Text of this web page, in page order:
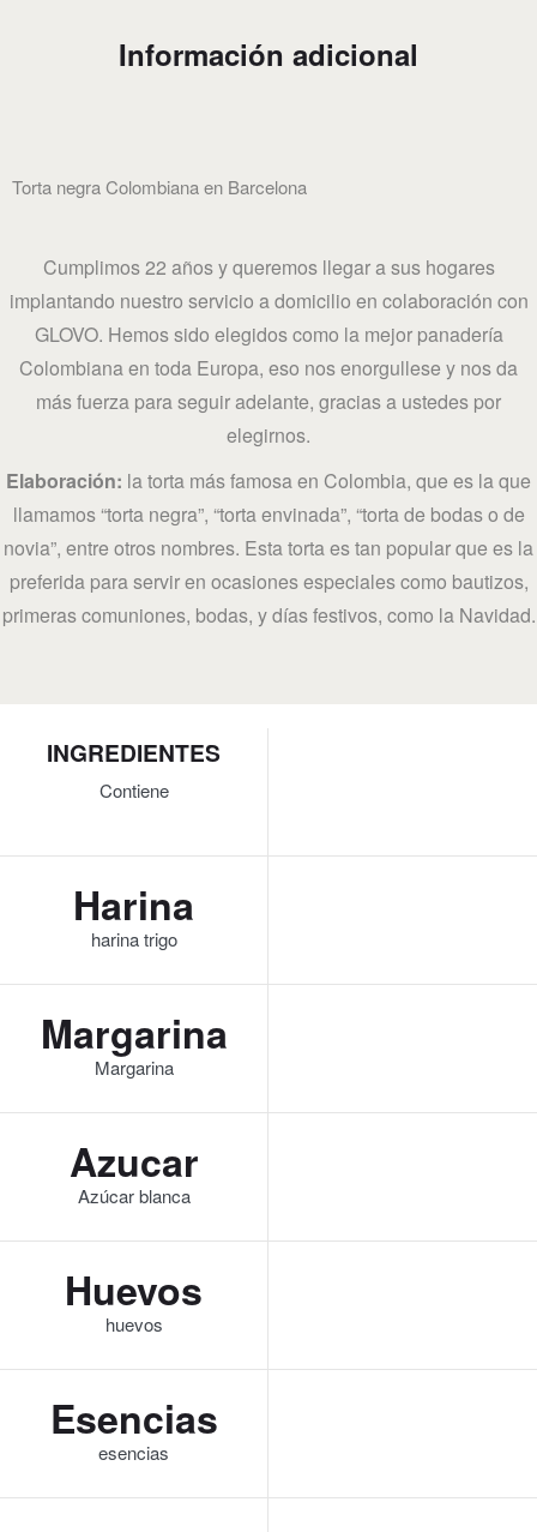
Información adicional
Torta negra Colombiana en Barcelona
Cumplimos 22 años y queremos llegar a sus hogares
implantando nuestro servicio a domicilio en colaboración con
GLOVO. Hemos sido elegidos como la mejor panadería
Colombiana en toda Europa, eso nos enorgullese y nos da
más fuerza para seguir adelante, gracias a ustedes por
elegirnos.
Elaboración: la torta más famosa en Colombia, que es la que
llamamos “torta negra”, “torta envinada”, “torta de bodas o de
novia”, entre otros nombres. Esta torta es tan popular que es la
preferida para servir en ocasiones especiales como bautizos,
primeras comuniones, bodas, y días festivos, como la Navidad.
INGREDIENTES
Contiene
Harina
harina trigo
Margarina
Margarina
Azucar
Azúcar blanca
Huevos
huevos
Esencias
esencias